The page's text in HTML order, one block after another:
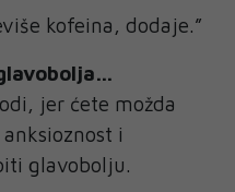
kofeina, dodaje.”
jer ćete možda
i
glavobolju.